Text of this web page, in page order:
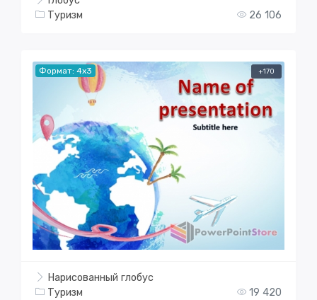
Туризм
26 106
Формат: 4x3 +170
Нарисованный глобус
Туризм
19 420